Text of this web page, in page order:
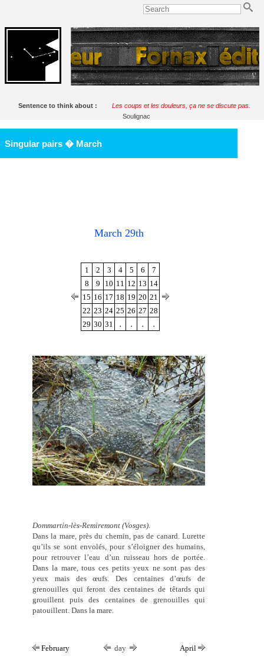
Sentence to think about :
Les coups et les douleurs, ça ne se discute pas.
Soulignac
Singular pairs � March
March 29th
1 2 3 4 5 6
7
8
9 10 11 12 13 14
15 16 17 18 19 20 21
22 23 24 25 26 27 28
29 30 31 . . . .
Dommartin-lès-Remiremont (Vosges)
Dans la mare, près du chemin, pas de canard. Lurette
qu’ils se sont envolés, pour s’éloigner des humains,
pour retrouver l’eau d’un ruisseau hors de portée.
Dans la mare, tous ces petits yeux ne sont pas des
yeux mais des œufs. Des centaines d’œufs de
grenouilles qui feront des centaines de têtards qui
grouillent puis des centaines de grenouilles qui
patouillent. Dans la mare.
February day April